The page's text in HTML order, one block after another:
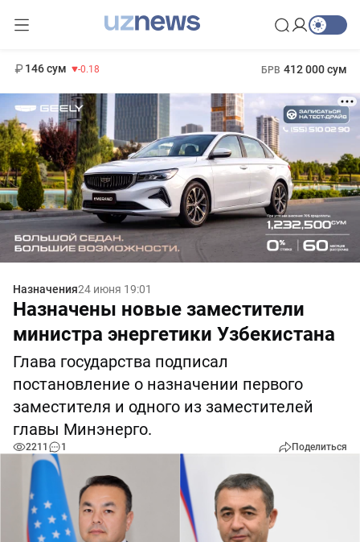
146 сум -0.18 БРВ 412 000 сум
Назначения24 июня 19:01
Назначены новые заместители
министра энергетики Узбекистана
Глава государства подписал
постановление о назначении первого
заместителя и одного из заместителей
главы Минэнерго.
2211 1 Поделиться